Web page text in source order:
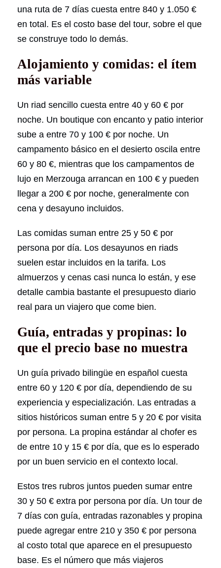
una ruta de 7 días cuesta entre 840 y 1.050 €
en total. Es el costo base del tour, sobre el que
se construye todo lo demás.
Alojamiento y comidas: el ítem
más variable
Un riad sencillo cuesta entre 40 y 60 € por
noche. Un boutique con encanto y patio interior
sube a entre 70 y 100 € por noche. Un
campamento básico en el desierto oscila entre
60 y 80 €, mientras que los campamentos de
lujo en Merzouga arrancan en 100 € y pueden
llegar a 200 € por noche, generalmente con
cena y desayuno incluidos.
Las comidas suman entre 25 y 50 € por
persona por día. Los desayunos en riads
suelen estar incluidos en la tarifa. Los
almuerzos y cenas casi nunca lo están, y ese
detalle cambia bastante el presupuesto diario
real para un viajero que come bien.
Guía, entradas y propinas: lo
que el precio base no muestra
Un guía privado bilingüe en español cuesta
entre 60 y 120 € por día, dependiendo de su
experiencia y especialización. Las entradas a
sitios históricos suman entre 5 y 20 € por visita
por persona. La propina estándar al chofer es
de entre 10 y 15 € por día, que es lo esperado
por un buen servicio en el contexto local.
Estos tres rubros juntos pueden sumar entre
30 y 50 € extra por persona por día. Un tour de
7 días con guía, entradas razonables y propina
puede agregar entre 210 y 350 € por persona
al costo total que aparece en el presupuesto
base. Es el número que más viajeros